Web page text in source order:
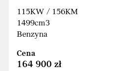
115KW / 156KM
1499cm3
Benzyna
Cena
164 900 zł